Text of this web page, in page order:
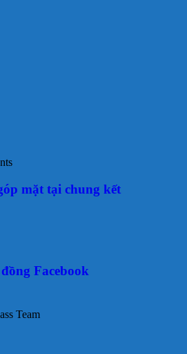
mặt tại chung kết
Facebook
Team